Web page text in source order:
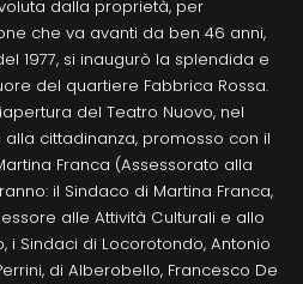
dalla proprietà, per
che va avanti da ben 46 anni,
1977, si inaugurò la splendida e
del quartiere Fabbrica Rossa.
del Teatro Nuovo, nel
cittadinanza, promosso con il
Franca (Assessorato alla
il Sindaco di Martina Franca,
alle Attività Culturali e allo
i Sindaci di Locorotondo, Antonio
di Alberobello, Francesco De